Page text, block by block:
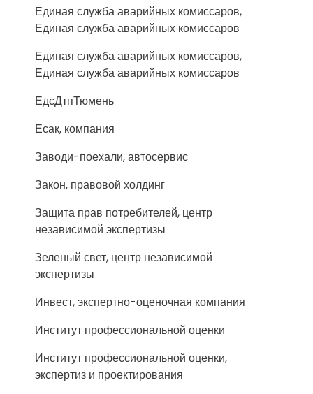
Единая служба аварийных комиссаров,
Единая служба аварийных комиссаров
Единая служба аварийных комиссаров,
Единая служба аварийных комиссаров
ЕдсДтпТюмень
Есак, компания
Заводи-поехали, автосервис
Закон, правовой холдинг
Защита прав потребителей, центр
независимой экспертизы
Зеленый свет, центр независимой
экспертизы
Инвест, экспертно-оценочная компания
Институт профессиональной оценки
Институт профессиональной оценки,
экспертиз и проектирования